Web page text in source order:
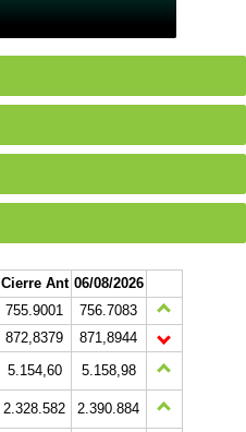
Cierre Ant 06/08/2026
755.9001
756.7083
872,8379
871,8944
5.154,60
5.158,98
2.328.582
2.390.884